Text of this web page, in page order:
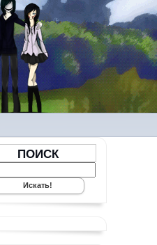
ПОИСК